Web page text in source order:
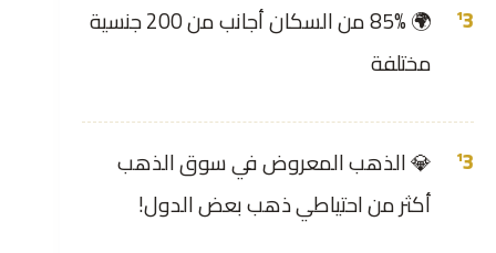
🌍 85% من السكان أجانب من 200 جنسية
مختلفة
💎 الذهب المعروض في سوق الذهب
أكثر من احتياطي ذهب بعض الدول!